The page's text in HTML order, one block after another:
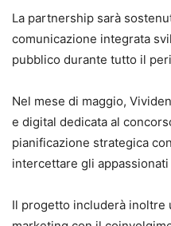
La partnership sarà
comunicazione integrata
pubblico durante tutto il
Nel mese di maggio,
e digital dedicata al
pianificazione strategica
intercettare gli
Il progetto includerà inoltre